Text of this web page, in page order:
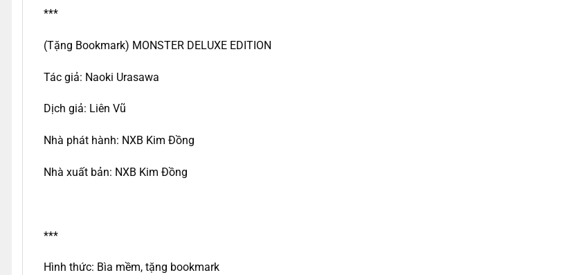
***
(Tặng Bookmark) MONSTER DELUXE EDITION
Tác giả: Naoki Urasawa
Dịch giả: Liên Vũ
Nhà phát hành: NXB Kim Đồng
Nhà xuất bản: NXB Kim Đồng
***
Hình thức: Bìa mềm, tặng bookmark